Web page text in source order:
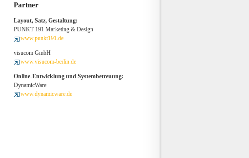
Partner
Layout, Satz, Gestaltung:
PUNKT 191 Marketing & Design
www.punkt191.de
visucom GmbH
www.visucom-berlin.de
Online-Entwicklung und Systembetreuung:
DynamicWare
www.dynamicware.de